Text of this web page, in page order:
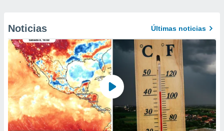
Noticias Últimas noticias